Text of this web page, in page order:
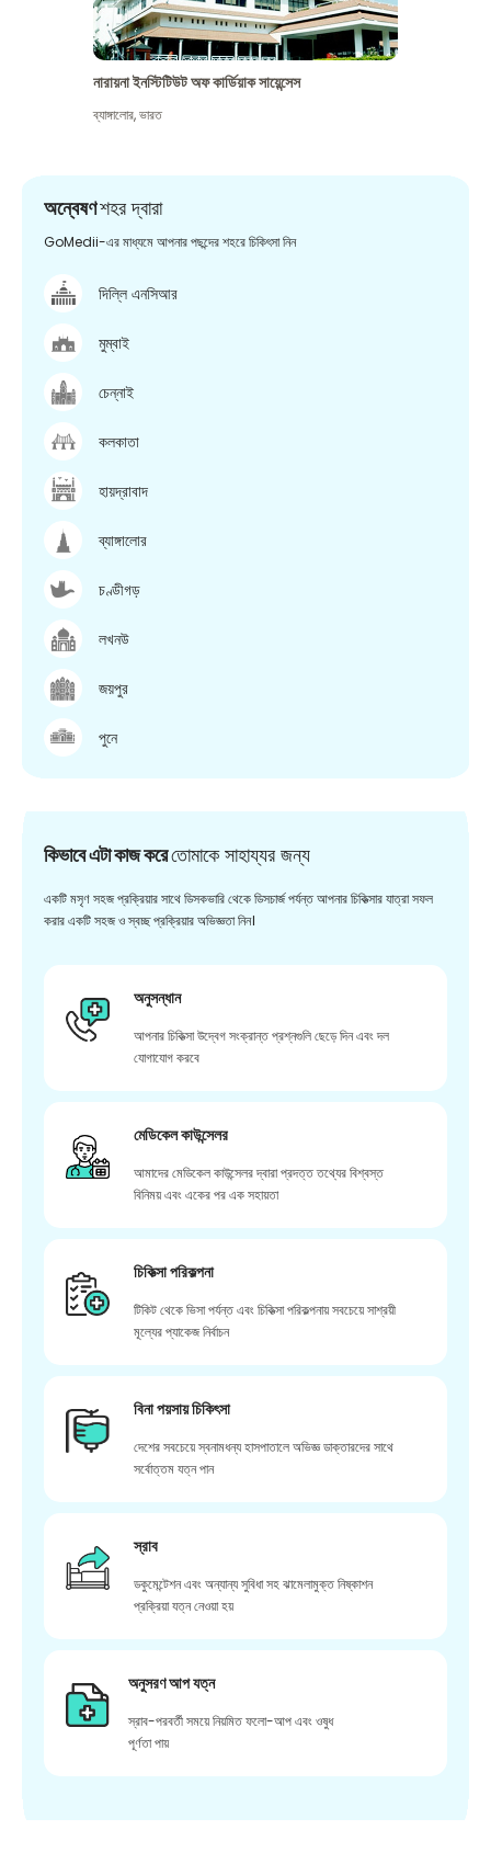
নারায়না ইনস্টিটিউট অফ কার্ডিয়াক সায়েন্সেস
ব্যাঙ্গালোর,ভারত
অন্বেষণশহর দ্বারা
GoMedii-এর মাধ্যমে আপনার পছন্দের শহরে চিকিৎসা নিন
দিল্লি এনসিআর
মুম্বাই
চেন্নাই
কলকাতা
হায়দ্রাবাদ
ব্যাঙ্গালোর
চণ্ডীগড়
লখনউ
জয়পুর
পুনে
কিভাবে এটা কাজ করেতোমাকে সাহায্যর জন্য
একটি মসৃণ সহজ প্রক্রিয়ার সাথে ডিসকভারি থেকে ডিসচার্জ পর্যন্ত আপনার চিকিত্সার যাত্রা সফল
করার একটি সহজ ও স্বচ্ছ প্রক্রিয়ার অভিজ্ঞতা নিন।
অনুসন্ধান
আপনার চিকিত্সা উদ্বেগ সংক্রান্ত প্রশ্নগুলি ছেড়ে দিন এবং দল
যোগাযোগ করবে
মেডিকেল কাউন্সেলর
আমাদের মেডিকেল কাউন্সেলর দ্বারা প্রদত্ত তথ্যের বিশ্বস্ত
বিনিময় এবং একের পর এক সহায়তা
চিকিত্সা পরিকল্পনা
টিকিট থেকে ভিসা পর্যন্ত এবং চিকিত্সা পরিকল্পনায় সবচেয়ে সাশ্রয়ী
মূল্যের প্যাকেজ নির্বাচন
বিনা পয়সায় চিকিৎসা
দেশের সবচেয়ে স্বনামধন্য হাসপাতালে অভিজ্ঞ ডাক্তারদের সাথে
সর্বোত্তম যত্ন পান
স্রাব
ডকুমেন্টেশন এবং অন্যান্য সুবিধা সহ ঝামেলামুক্ত নিষ্কাশন
প্রক্রিয়া যত্ন নেওয়া হয়
অনুসরণ আপ যত্ন
স্রাব-পরবর্তী সময়ে নিয়মিত ফলো-আপ এবং ওষুধ
পূর্ণতা পায়